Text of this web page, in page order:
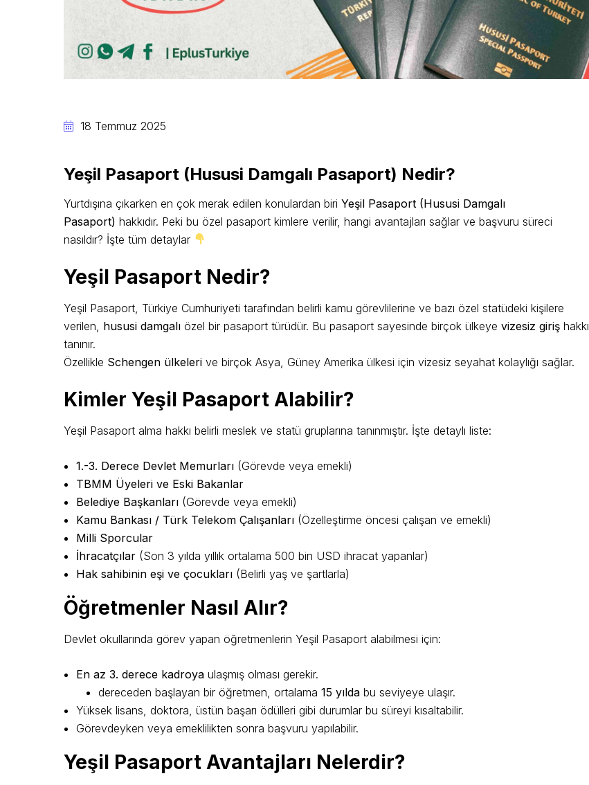
18 Temmuz 2025
Yeşil Pasaport (Hususi Damgalı Pasaport) Nedir?
Yurtdışına çıkarken en çok merak edilen konulardan biri Yeşil Pasaport (Hususi Damgalı
Pasaport) hakkıdır. Peki bu özel pasaport kimlere verilir, hangi avantajları sağlar ve başvuru süreci
nasıldır? İşte tüm detaylar
Yeşil Pasaport Nedir?
Yeşil Pasaport, Türkiye Cumhuriyeti tarafından belirli kamu görevlilerine ve bazı özel statüdeki kişilere
verilen, hususi damgalı özel bir pasaport türüdür. Bu pasaport sayesinde birçok ülkeye vizesiz giriş hakkı
tanınır.
Özellikle Schengen ülkeleri ve birçok Asya, Güney Amerika ülkesi için vizesiz seyahat kolaylığı sağlar.
Kimler Yeşil Pasaport Alabilir?
Yeşil Pasaport alma hakkı belirli meslek ve statü gruplarına tanınmıştır. İşte detaylı liste:
1.-3. Derece Devlet Memurları (Görevde veya emekli)
TBMM Üyeleri ve Eski Bakanlar
Belediye Başkanları (Görevde veya emekli)
Kamu Bankası / Türk Telekom Çalışanları (Özelleştirme öncesi çalışan ve emekli)
Milli Sporcular
İhracatçılar (Son 3 yılda yıllık ortalama 500 bin USD ihracat yapanlar)
Hak sahibinin eşi ve çocukları (Belirli yaş ve şartlarla)
Öğretmenler Nasıl Alır?
Devlet okullarında görev yapan öğretmenlerin Yeşil Pasaport alabilmesi için:
En az 3. derece kadroya ulaşmış olması gerekir.
dereceden başlayan bir öğretmen, ortalama 15 yılda bu seviyeye ulaşır.
Yüksek lisans, doktora, üstün başarı ödülleri gibi durumlar bu süreyi kısaltabilir.
Görevdeyken veya emeklilikten sonra başvuru yapılabilir.
Yeşil Pasaport Avantajları Nelerdir?